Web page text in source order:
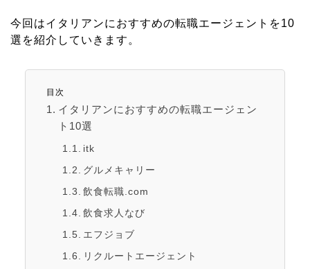
今回はイタリアンにおすすめの転職エージェントを10
選を紹介していきます。
目次
イタリアンにおすすめの転職エージェン
ト10選
itk
グルメキャリー
飲食転職.com
飲食求人なび
エフジョブ
リクルートエージェント